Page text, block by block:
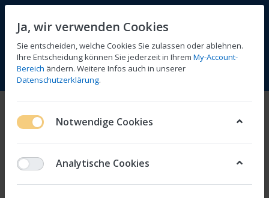
Menü Anmelden Vergleichen Wunschliste
Ja, wir verwenden Cookies
Sie entscheiden, welche Cookies Sie zulassen oder ablehnen.
Ihre Entscheidung können Sie jederzeit in Ihrem My-Account-
Bereich ändern. Weitere Infos auch in unserer
Datenschutzerklärung.
Notwendige Cookies
Analytische Cookies